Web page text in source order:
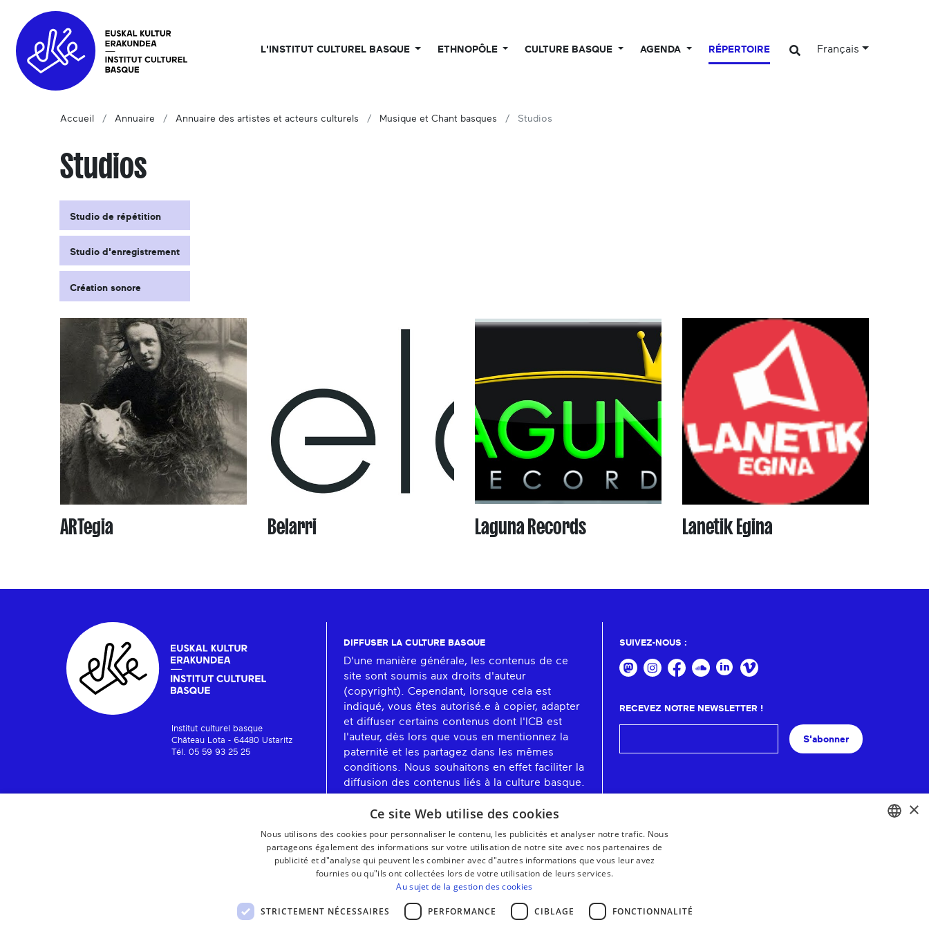
L'INSTITUT CULTUREL BASQUE ETHNOPÔLE CULTURE BASQUE AGENDA RÉPERTOIRE Français
Accueil Annuaire Annuaire des artistes et acteurs culturels Musique et Chant basques Studios
Studios
Studio de répétition
Studio d'enregistrement
Création sonore
ARTegia Belarri Laguna Records Lanetik Egina
Institut culturel basque
Château Lota - 64480 Ustaritz
Tél. 05 59 93 25 25
DIFFUSER LA CULTURE BASQUE
D'une manière générale, les contenus de ce
site sont soumis aux droits d'auteur
(copyright). Cependant, lorsque cela est
indiqué, vous êtes autorisé.e à copier, adapter
et diffuser certains contenus dont l'ICB est
l'auteur, dès lors que vous en mentionnez la
paternité et les partagez dans les mêmes
conditions. Nous souhaitons en effet faciliter la
diffusion des contenus liés à la culture basque.
SUIVEZ-NOUS :
RECEVEZ NOTRE NEWSLETTER !
S'abonner
×
Ce site Web utilise des cookies
Nous utilisons des cookies pour personnaliser le contenu, les publicités et analyser notre trafic. Nous
partageons également des informations sur votre utilisation de notre site avec nos partenaires de
publicité et d"analyse qui peuvent les combiner avec d"autres informations que vous leur avez
fournies ou qu"ils ont collectées lors de votre utilisation de leurs services.
Au sujet de la gestion des cookies
STRICTEMENT NÉCESSAIRES PERFORMANCE CIBLAGE FONCTIONNALITÉ